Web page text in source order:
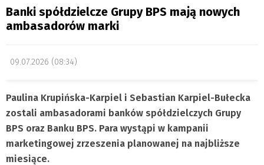
Banki spółdzielcze Grupy BPS mają nowych
ambasadorów marki
09.07.2026 (08:34)
Paulina Krupińska-Karpiel i Sebastian Karpiel-Bułecka
zostali ambasadorami banków spółdzielczych Grupy
BPS oraz Banku BPS. Para wystąpi w kampanii
marketingowej zrzeszenia planowanej na najbliższe
miesiące.